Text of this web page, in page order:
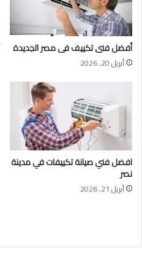
أفضل فنى تكييف فى مصر الجديدة
أبريل 20, 2026
افضل فني صيانة تكييفات في مدينة
نصر
أبريل 21, 2026